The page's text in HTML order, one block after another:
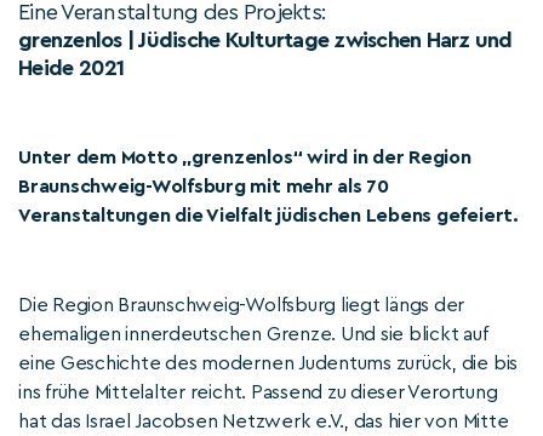
Eine Veranstaltung des Projekts:
grenzenlos | Jüdische Kulturtage zwischen Harz und
Heide 2021
Unter dem Motto „grenzenlos“ wird in der Region
Braunschweig-Wolfsburg mit mehr als 70
Veranstaltungen die Vielfalt jüdischen Lebens gefeiert.
Die Region Braunschweig-Wolfsburg liegt längs der
ehemaligen innerdeutschen Grenze. Und sie blickt auf
eine Geschichte des modernen Judentums zurück, die bis
ins frühe Mittelalter reicht. Passend zu dieser Verortung
hat das Israel Jacobsen Netzwerk e.V., das hier von Mitte